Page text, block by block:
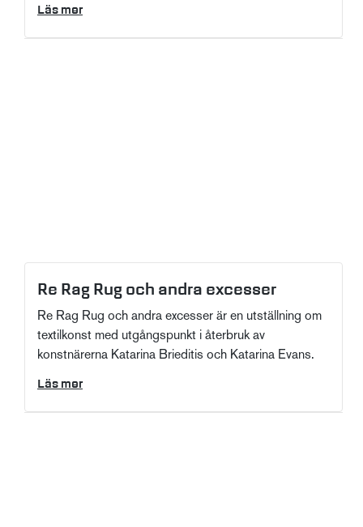
Läs mer
Re Rag Rug och andra excesser
Re Rag Rug och andra excesser är en utställning om
textilkonst med utgångspunkt i återbruk av
konstnärerna Katarina Brieditis och Katarina Evans.
Läs mer